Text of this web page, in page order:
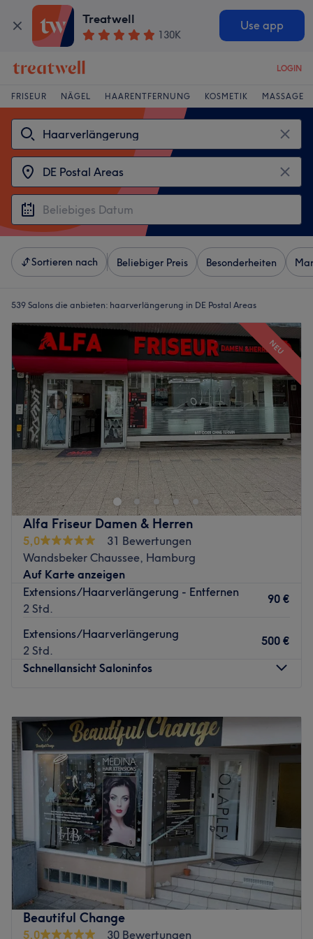
Treatwell
130K
Use app
LOGIN
FRISEUR NÄGEL HAARENTFERNUNG KOSMETIK MASSAGE
Sortieren nach Beliebiger Preis Besonderheiten
539 Salons die anbieten: haarverlängerung in DE Postal Areas
NEU
Alfa Friseur Damen & Herren
5,0
31 Bewertungen
Wandsbeker Chaussee, Hamburg
Auf Karte anzeigen
Extensions/Haarverlängerung - Entfernen
2 Std.
90 €
Extensions/Haarverlängerung
2 Std.
500 €
Schnellansicht Saloninfos
Dienstag
09:00
Mittwoch
09:00
Donnerstag
09:00
Freitag
09:00–
Samstag
09:00 –
Sonntag
Geschlossen
Willkommen bei Alfa Friseur Damen & Herren in
Hamburg. In diesem Friseursalon erwarten dich
erstklassige Behandlungen mit hochwertigen Produkten
rund um die Haarpflege. Überzeuge dich selbst und
buche deinen Termin direkt und unkompliziert über die
Treatwell-App mit sofortiger Buchungsbestätigung.
Beautiful Change
5,0
30 Bewertungen